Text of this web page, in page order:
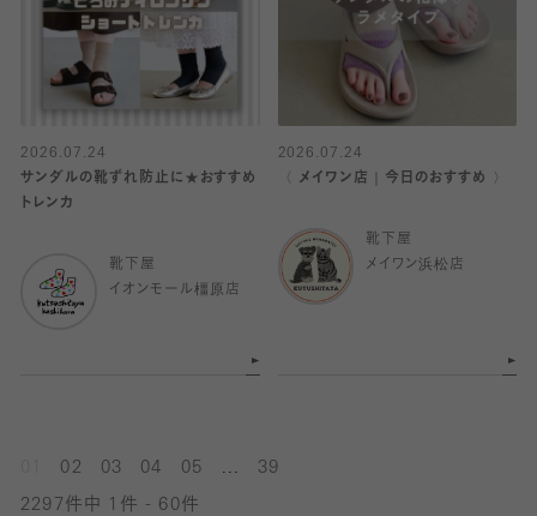
2026.07.24
サンダルの靴ずれ防止に★おすすめ
トレンカ
靴下屋
イオンモール橿原店
2026.07.24
〈 メイワン店｜今日のおすすめ 〉
靴下屋
メイワン浜松店
02 03 04 05 39
2297件中 1件 - 60件